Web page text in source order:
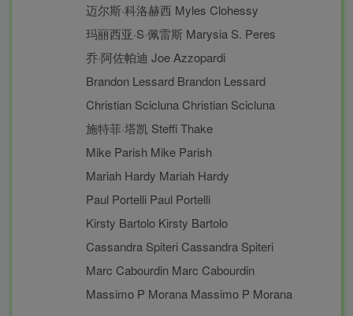
迈尔斯·科洛赫西 Myles Clohessy
玛丽西亚·S·佩雷斯 Marysia S. Peres
乔·阿佐帕迪 Joe Azzopardi
Brandon Lessard Brandon Lessard
Christian Scicluna Christian Scicluna
施特菲·塔凯 Steffi Thake
Mike Parish Mike Parish
Mariah Hardy Mariah Hardy
Paul Portelli Paul Portelli
Kirsty Bartolo Kirsty Bartolo
Cassandra Spiteri Cassandra Spiteri
Marc Cabourdin Marc Cabourdin
Massimo P Morana Massimo P Morana